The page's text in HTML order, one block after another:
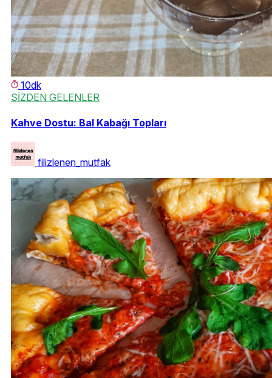
10dk
SİZDEN GELENLER
Kahve Dostu: Bal Kabağı Topları
filizlenen_mutfak